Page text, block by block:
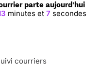
parte aujourd'hui
minutes et 6 secondes
courriers